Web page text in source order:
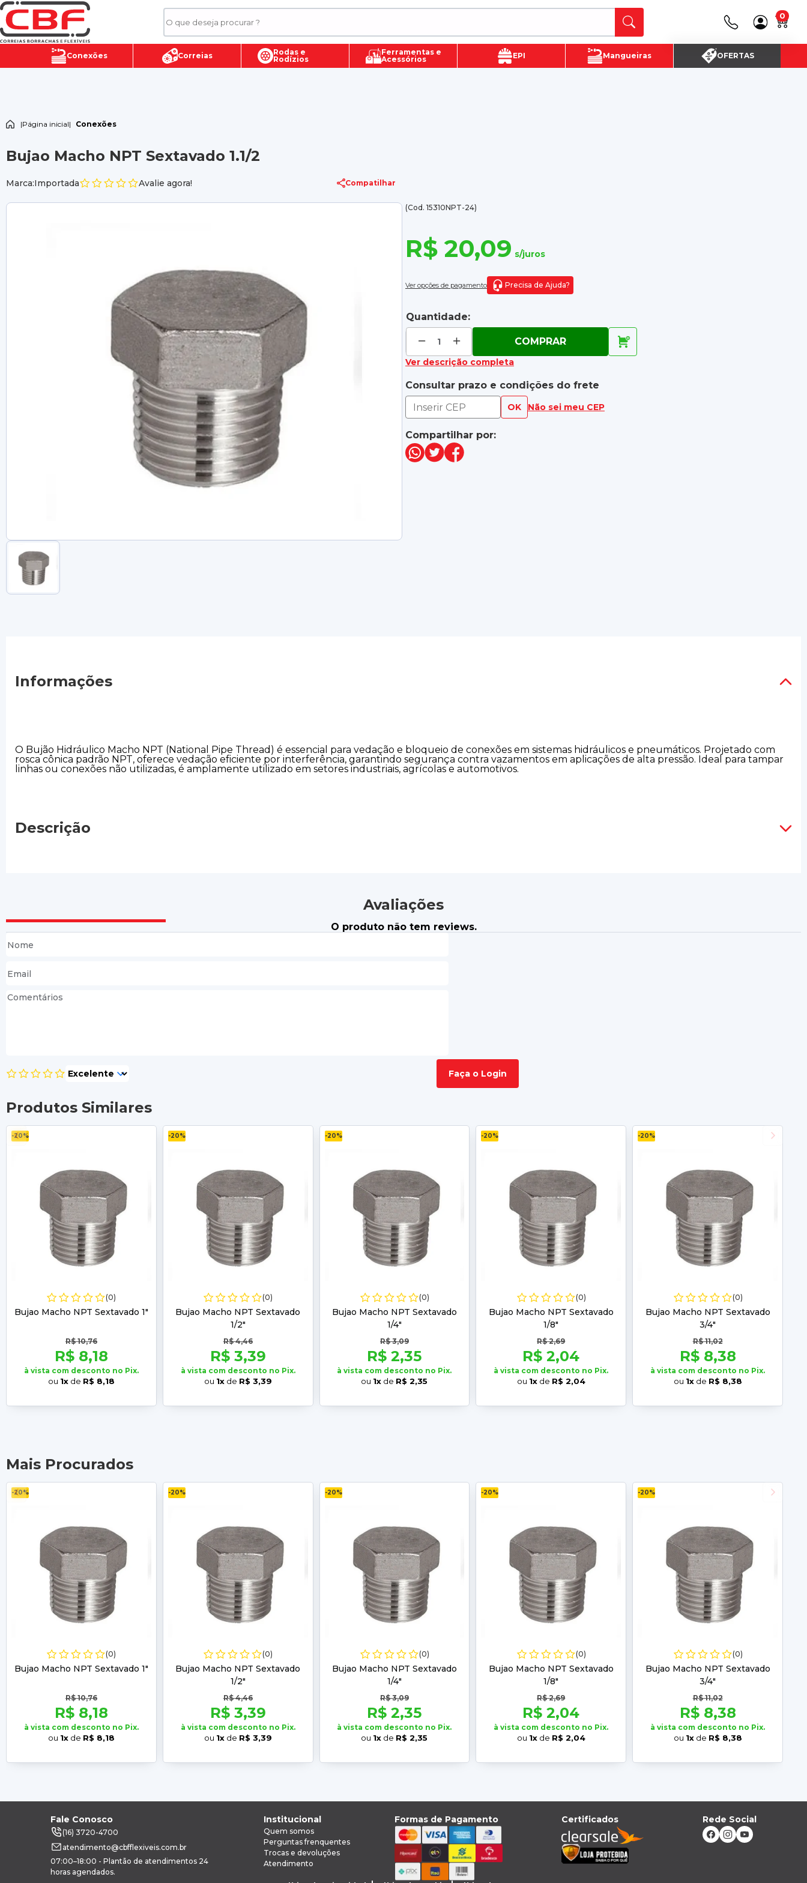
Canais de Atendimento
(16) 3720 - 4700
0
Conexões Correias
Rodas e
Rodízios
Ferramentas e
Acessórios
EPI Mangueiras OFERTAS
|Página inicial| Conexões
Bujao Macho NPT Sextavado 1.1/2
Marca:Importada Avalie agora! Compatilhar
(Cod. 15310NPT-24)
R$ 20,09 s/juros
Ver opções de pagamento Precisa de Ajuda?
Quantidade:
COMPRAR
Ver descrição completa
Consultar prazo e condições do frete
OK Não sei meu CEP
Compartilhar por:
Informações
O Bujão Hidráulico Macho NPT (National Pipe Thread) é essencial para vedação e bloqueio de conexões em sistemas hidráulicos e pneumáticos. Projetado com
rosca cônica padrão NPT, oferece vedação eficiente por interferência, garantindo segurança contra vazamentos em aplicações de alta pressão. Ideal para tampar
linhas ou conexões não utilizadas, é amplamente utilizado em setores industriais, agrícolas e automotivos.
Descrição
Avaliações
O produto não tem reviews.
Faça o Login
Produtos Similares
-20%
(0)
Bujao Macho NPT Sextavado 1"
R$ 10,76
R$ 8,18
à vista com desconto no Pix.
ou 1xde R$ 8,18
-20%
(0)
Bujao Macho NPT Sextavado
1/2"
R$ 4,46
R$ 3,39
à vista com desconto no Pix.
ou 1xde R$ 3,39
-20%
(0)
Bujao Macho NPT Sextavado
1/4"
R$ 3,09
R$ 2,35
à vista com desconto no Pix.
ou 1x de R$ 2,35
-20%
(0)
Bujao Macho NPT Sextavado
1/8"
R$ 2,69
R$ 2,04
à vista com desconto no Pix.
ou 1xde R$ 2,04
-20%
(0)
Bujao Macho NPT Sextavado
3/4"
R$ 11,02
R$ 8,38
à vista com desconto no Pix.
ou 1xde R$ 8,38
Mais Procurados
-20%
(0)
Bujao Macho NPT Sextavado 1"
R$ 10,76
R$ 8,18
à vista com desconto no Pix.
ou 1xde R$ 8,18
-20%
(0)
Bujao Macho NPT Sextavado
1/2"
R$ 4,46
R$ 3,39
à vista com desconto no Pix.
ou 1xde R$ 3,39
-20%
(0)
Bujao Macho NPT Sextavado
1/4"
R$ 3,09
R$ 2,35
à vista com desconto no Pix.
ou 1x de R$ 2,35
-20%
(0)
Bujao Macho NPT Sextavado
1/8"
R$ 2,69
R$ 2,04
à vista com desconto no Pix.
ou 1xde R$ 2,04
-20%
(0)
Bujao Macho NPT Sextavado
3/4"
R$ 11,02
R$ 8,38
à vista com desconto no Pix.
ou 1xde R$ 8,38
Fale Conosco
(16) 3720-4700
atendimento@cbfflexiveis.com.br
07:00–18:00 - Plantão de atendimentos 24
horas agendados.
Institucional
Quem somos
Perguntas frenquentes
Trocas e devoluções
Atendimento
Formas de Pagamento Certificados Rede Social